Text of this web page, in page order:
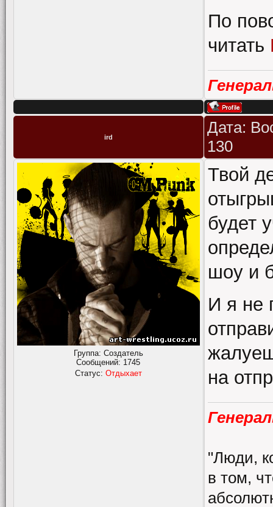
По
читать
ird
Дата:
130
Группа: Создатель
Сообщений: 1745
Статус: Отдыхает
Твой
будет
шоу и
И я не
на
"Люди,
в том,